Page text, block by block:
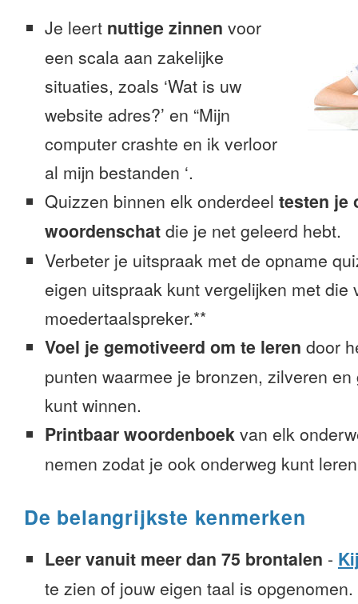
Je leert nuttige zinnen voor
een scala aan zakelijke
situaties, zoals ‘Wat is uw
website adres?’ en “Mijn
computer crashte en ik verloor
al mijn bestanden ‘.
Quizzen binnen elk onderdeel testen je
woordenschat die je net geleerd hebt.
Verbeter je uitspraak met de opname
eigen uitspraak kunt vergelijken met die
moedertaalspreker.**
Voel je gemotiveerd om te leren door
punten waarmee je bronzen, zilveren
kunt winnen.
Printbaar woordenboek van elk
nemen zodat je ook onderweg kunt
De belangrijkste kenmerken
Leer vanuit meer dan 75 brontalen -
te zien of jouw eigen taal is opgenomen.